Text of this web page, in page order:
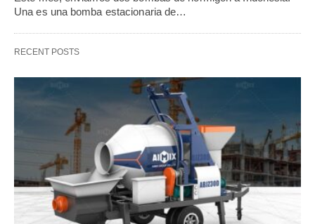
Una es una bomba estacionaria de…
RECENT POSTS